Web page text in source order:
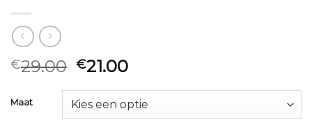
€29.00 €21.00
Maat